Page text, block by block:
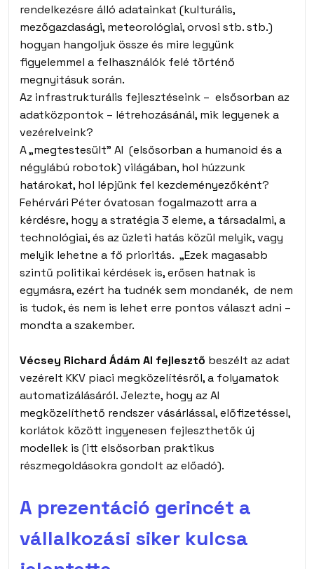
rendelkezésre álló adatainkat (kulturális,
mezőgazdasági, meteorológiai, orvosi stb. stb.)
hogyan hangoljuk össze és mire legyünk
figyelemmel a felhasználók felé történő
megnyitásuk során.
Az infrastrukturális fejlesztéseink – elsősorban az
adatközpontok – létrehozásánál, mik legyenek a
vezérelveink?
A „megtestesült” AI (elsősorban a humanoid és a
négylábú robotok) világában, hol húzzunk
határokat, hol lépjünk fel kezdeményezőként?
Fehérvári Péter óvatosan fogalmazott arra a
kérdésre, hogy a stratégia 3 eleme, a társadalmi, a
technológiai, és az üzleti hatás közül melyik, vagy
melyik lehetne a fő prioritás. „Ezek magasabb
szintű politikai kérdések is, erősen hatnak is
egymásra, ezért ha tudnék sem mondanék, de nem
is tudok, és nem is lehet erre pontos választ adni –
mondta a szakember.
Vécsey Richard Ádám AI fejlesztő beszélt az adat
vezérelt KKV piaci megközelítésről, a folyamatok
automatizálásáról. Jelezte, hogy az AI
megközelíthető rendszer vásárlással, előfizetéssel,
korlátok között ingyenesen fejleszthetők új
modellek is (itt elsősorban praktikus
részmegoldásokra gondolt az előadó).
A prezentáció gerincét a
vállalkozási siker kulcsa